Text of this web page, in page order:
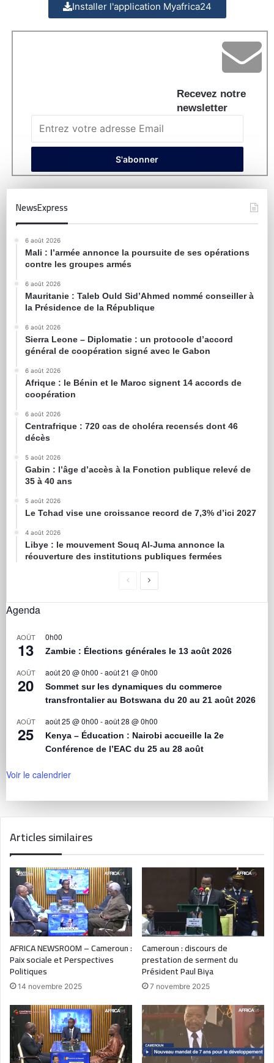
Installer l'application Myafrica24
Recevez notre
newsletter
NewsExpress
6 août 2026
Mali : l’armée annonce la poursuite de ses opérations
contre les groupes armés
6 août 2026
Mauritanie : Taleb Ould Sid’Ahmed nommé conseiller à
la Présidence de la République
6 août 2026
Sierra Leone – Diplomatie : un protocole d’accord
général de coopération signé avec le Gabon
6 août 2026
Afrique : le Bénin et le Maroc signent 14 accords de
coopération
6 août 2026
Centrafrique : 720 cas de choléra recensés dont 46
décès
5 août 2026
Gabin : l’âge d’accès à la Fonction publique relevé de
35 à 40 ans
5 août 2026
Le Tchad vise une croissance record de 7,3% d’ici 2027
4 août 2026
Libye : le mouvement Souq Al-Juma annonce la
réouverture des institutions publiques fermées
Agenda
AOÛT
13
0h00
Zambie : Élections générales le 13 août 2026
AOÛT
20
août 20 @ 0h00 -août 21 @ 0h00
Sommet sur les dynamiques du commerce
transfrontalier au Botswana du 20 au 21 août 2026
AOÛT
25
août 25 @ 0h00 -août 28 @ 0h00
Kenya – Éducation : Nairobi accueille la 2e
Conférence de l’EAC du 25 au 28 août
Voir le calendrier
Articles similaires
AFRICA NEWSROOM – Cameroun :
Paix sociale et Perspectives
Politiques
14 novembre 2025
Cameroun : discours de
prestation de serment du
Président Paul Biya
7 novembre 2025